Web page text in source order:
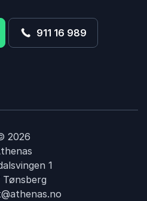
911 16 989
2026
1
Tønsberg